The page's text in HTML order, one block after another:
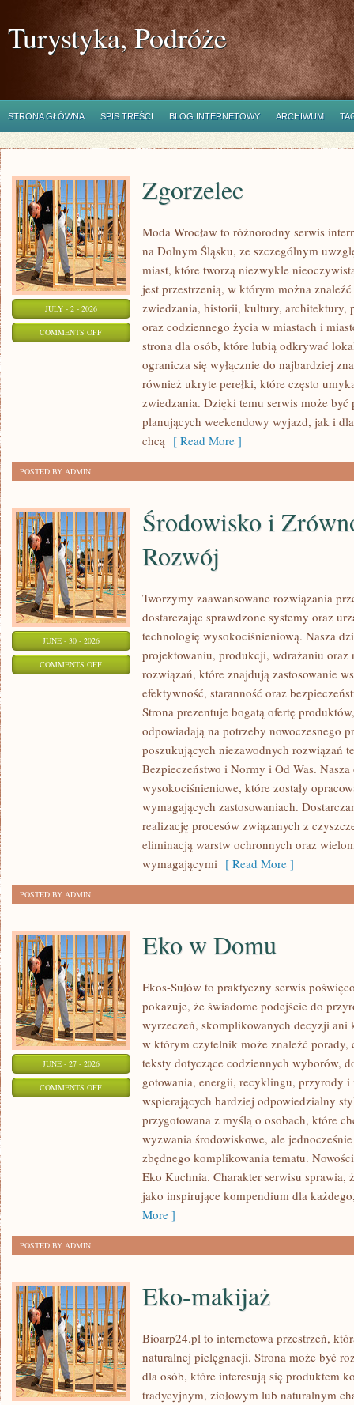
Turystyka, Podróże
STRONA GŁÓWNA SPIS TREŚCI BLOG INTERNETOWY ARCHIWUM
JULY - 2 - 2026
COMMENTS OFFON
ZGORZELEC
Zgorzelec
Moda Wrocław to różnorodny serwis
na Dolnym Śląsku, ze szczególnym
miast, które tworzą niezwykle
jest przestrzenią, w którym można
zwiedzania, historii, kultury, architektury,
oraz codziennego życia w miastach i
strona dla osób, które lubią odkrywać
ogranicza się wyłącznie do najbardziej
również ukryte perełki, które często
zwiedzania. Dzięki temu serwis może
planujących weekendowy wyjazd, jak i
chcą [ Read More ]
POSTED BY ADMIN
JUNE - 30 - 2026
COMMENTS OFFON
Środowisko i
Rozwój
Tworzymy zaawansowane rozwiązania
dostarczając sprawdzone systemy oraz
technologię wysokociśnieniową. Nasza
projektowaniu, produkcji, wdrażaniu oraz
rozwiązań, które znajdują zastosowanie
efektywność, staranność oraz
Strona prezentuje bogatą ofertę
odpowiadają na potrzeby nowoczesnego
poszukujących niezawodnych rozwiązań
Bezpieczeństwo i Normy i Od Was.
wysokociśnieniowe, które zostały
wymagających zastosowaniach.
realizację procesów związanych z
eliminacją warstw ochronnych oraz
wymagającymi [ Read More ]
POSTED BY ADMIN
JUNE - 27 - 2026
COMMENTS OFFON
Eko w Domu
Ekos-Sułów to praktyczny serwis
pokazuje, że świadome podejście do
wyrzeczeń, skomplikowanych decyzji ani
w którym czytelnik może znaleźć porady,
teksty dotyczące codziennych wyborów,
gotowania, energii, recyklingu, przyrody i
wspierających bardziej odpowiedzialny
przygotowana z myślą o osobach, które
wyzwania środowiskowe, ale
zbędnego komplikowania tematu.
Eko Kuchnia. Charakter serwisu sprawia,
jako inspirujące kompendium dla
More ]
POSTED BY ADMIN
Eko-makijaż
Bioarp24.pl to internetowa przestrzeń,
naturalnej pielęgnacji. Strona może być
dla osób, które interesują się produktem
tradycyjnym, ziołowym lub naturalnym